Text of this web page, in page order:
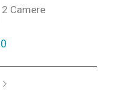
2 Camere